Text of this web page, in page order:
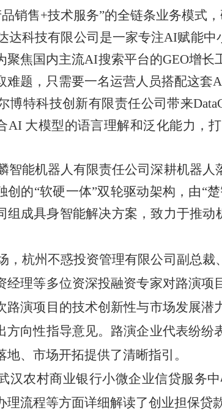
销售+技术服务”的全链条业务模式
达科技有限公司是一家专注AI赋能
聚焦国内主流AI搜索平台的GEO增
难题，只需要一名运营人员搭配这套
博特科技创新有限责任公司带来
AI 大模型的语言理解和泛化能力，
智能机器人有限责任公司深耕机器
创的“软硬一体”双轮驱动架构，由“
组成具身智能解决方案，致力于推动
，杭州不惑投资管理有限公司副总
经理等多位资深投融资专家对路演
路演项目的技术创新性与市场发展
方向性指导意见。路演企业代表纷
地、市场开拓提供了清晰指引。
汉农村商业银行小微企业信贷服务
理流程等方面详细解读了创业担保贷